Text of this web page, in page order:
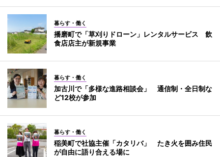
暮らす・働く
播磨町で「草刈りドローン」レンタルサービス 飲
食店店主が新規事業
暮らす・働く
加古川で「多様な進路相談会」 通信制・全日制な
ど12校が参加
暮らす・働く
稲美町で社協主催「カタリバ」 たき火を囲み住民
が自由に語り合える場に